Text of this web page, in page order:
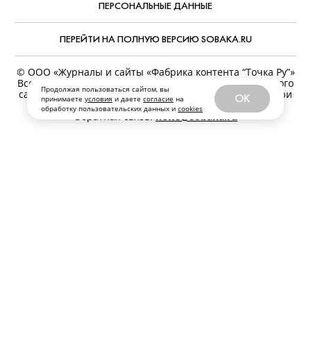
Продолжая пользоваться сайтом, вы
принимаете условия и даете согласие на
обработку пользовательских данных и cookies
OK
ПЕРСОНАЛЬНЫЕ ДАННЫЕ
ПЕРЕЙТИ НА ПОЛНУЮ ВЕРСИЮ SOBAKA.RU
© ООО «Журналы и сайты «Фабрика контента “Точка Ру”»
Все права защищены. Перепечатка материалов данного
сайта возможна только с письменного разрешения. При
цитировании ссылка на www.sobaka.ru обязательна.
Обратная связь:news@sobaka.ru